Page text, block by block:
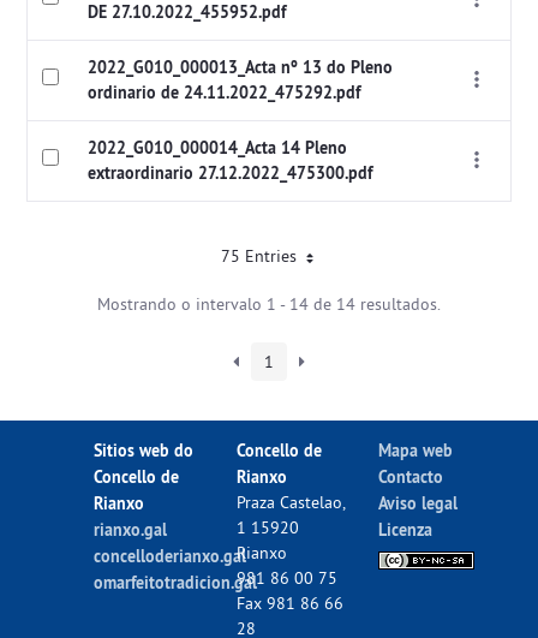
DE 27.10.2022_455952.pdf
2022_G010_000013_Acta nº 13 do Pleno
ordinario de 24.11.2022_475292.pdf
2022_G010_000014_Acta 14 Pleno
extraordinario 27.12.2022_475300.pdf
75 Entries
Mostrando o intervalo 1 - 14 de 14 resultados.
1
Sitios web do
Concello de
Rianxo
rianxo.gal
concelloderianxo.gal
omarfeitotradicion.gal
Concello de
Rianxo
Praza Castelao,
1 15920
Rianxo
981 86 00 75
Fax 981 86 66
28
Mapa web
Contacto
Aviso legal
Licenza